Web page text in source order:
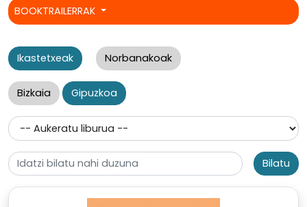
BOOKTRAILERRAK
Ikastetxeak Norbanakoak
Bizkaia Gipuzkoa
Bilatu